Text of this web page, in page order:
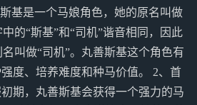
基是一个马娘角色，她的原名叫做
的“斯基”和“司机”谐音相同，因此
叫做“司机”。丸善斯基这个角色有
度、培养难度和种马价值。 2、首
期，丸善斯基会获得一个强力的马